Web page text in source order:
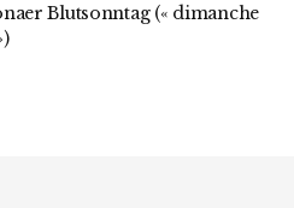
Blutsonntag (« dimanche